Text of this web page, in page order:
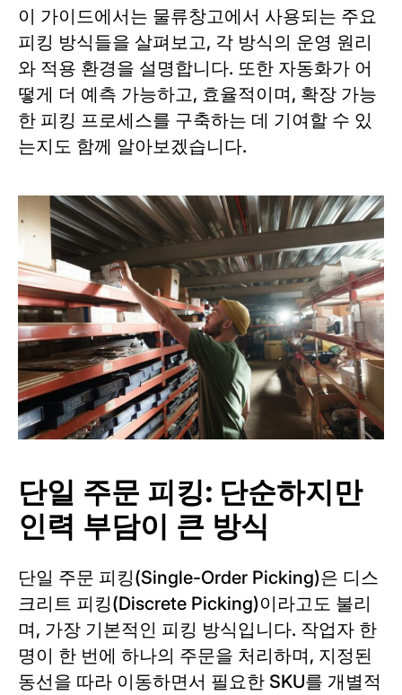
이 가이드에서는 물류창고에서 사용되는 주요
피킹 방식들을 살펴보고, 각 방식의 운영 원리
와 적용 환경을 설명합니다. 또한 자동화가 어
떻게 더 예측 가능하고, 효율적이며, 확장 가능
한 피킹 프로세스를 구축하는 데 기여할 수 있
는지도 함께 알아보겠습니다.
단일 주문 피킹: 단순하지만
인력 부담이 큰 방식
단일 주문 피킹(Single-Order Picking)은 디스
크리트 피킹(Discrete Picking)이라고도 불리
며, 가장 기본적인 피킹 방식입니다. 작업자 한
명이 한 번에 하나의 주문을 처리하며, 지정된
동선을 따라 이동하면서 필요한 SKU를 개별적